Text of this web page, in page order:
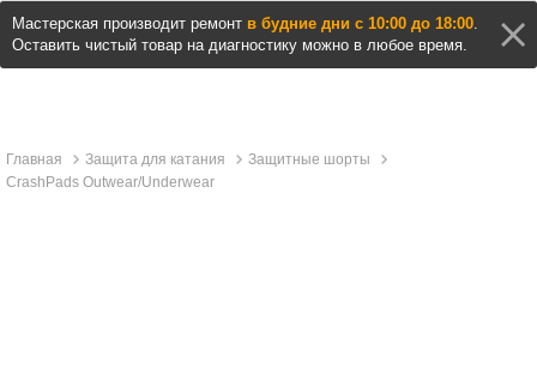
Мастерская производит ремонт в будние дни с 10:00 до 18:00.
Оставить чистый товар на диагностику можно в любое время.
Главная Защита для катания
Защитные шорты
CrashPads Outwear/Underwear